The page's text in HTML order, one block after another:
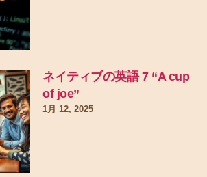
ネイティブの英語 7 “A cup
of joe”
1月 12, 2025